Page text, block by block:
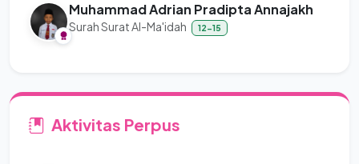
Muhammad Adrian Pradipta Annajakh
Surah Surat Al-Ma'idah 12-15
Aktivitas Perpus